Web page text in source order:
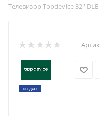
Телевизор Topdevice 32''
КРЕДИТ